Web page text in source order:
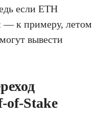
если ETH
— к примеру, летом
вывести
of-Stake